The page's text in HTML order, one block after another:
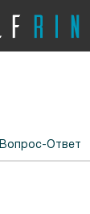
Вопрос-Ответ